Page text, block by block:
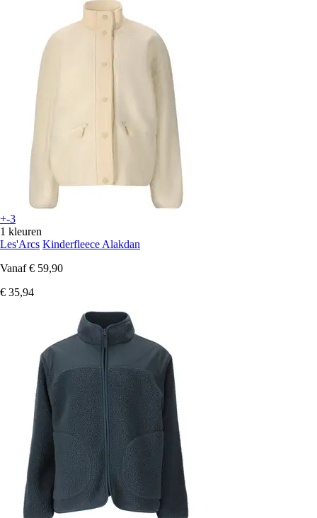
+-3
1 kleuren
Les'Arcs Kinderfleece Alakdan
Vanaf € 59,90
€ 35,94